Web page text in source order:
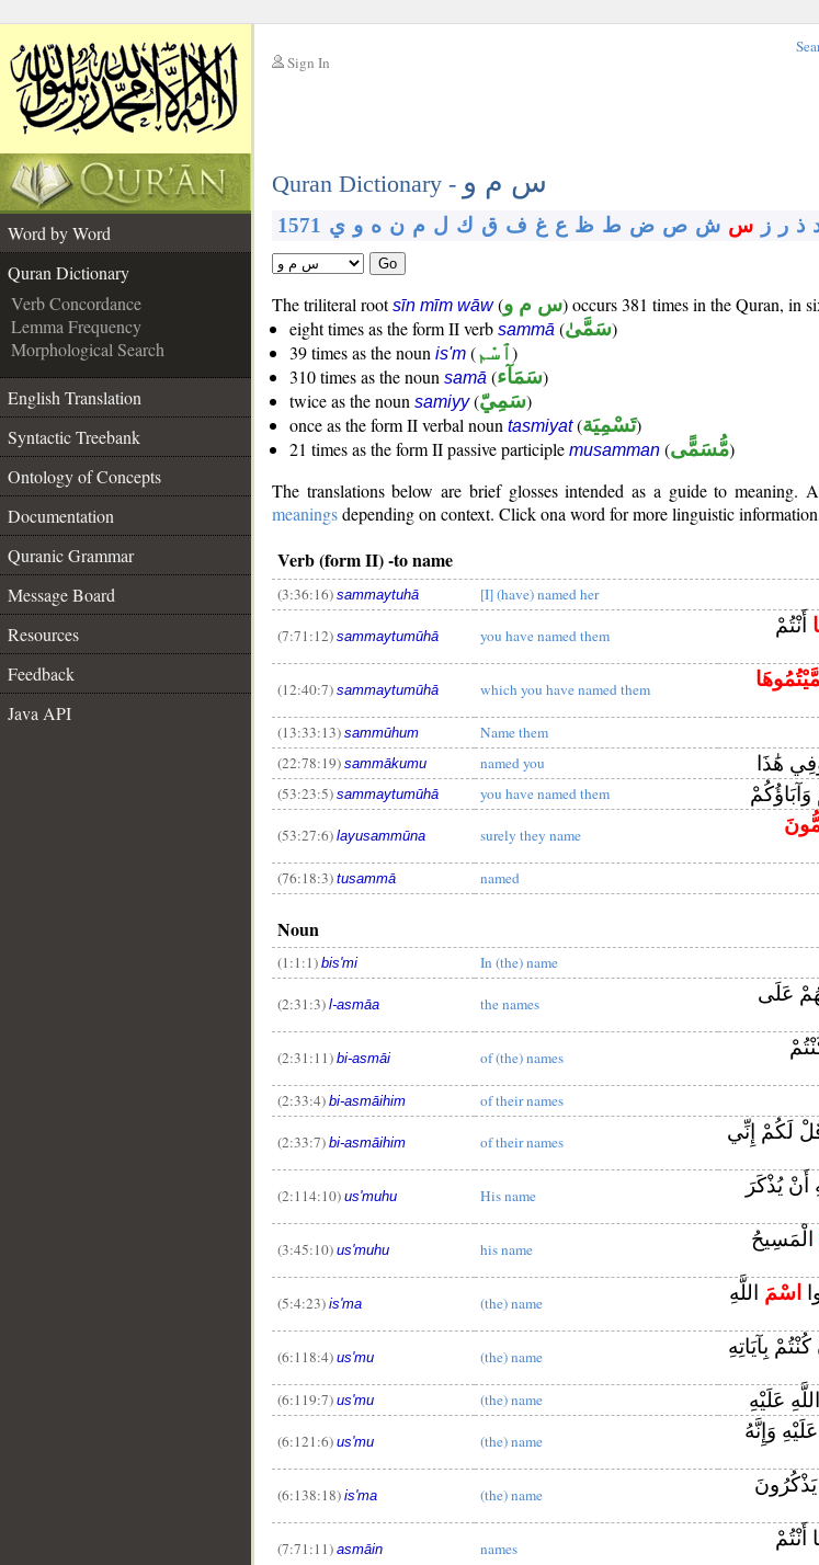
Sign In
Quran Dictionary - س م و
Word by Word
Quran Dictionary
Verb Concordance
Lemma Frequency
Morphological Search
English Translation
Syntactic Treebank
Ontology of Concepts
Documentation
Quranic Grammar
Message Board
Resources
Feedback
Java API
1571 ذ ر ز س ش ص ض ط ظ ع غ ف ق ك ل م ن ه و ي
Go
The triliteral rootsīn mīm wāw(س م و) occurs 381 times in the Quran, in
eight times as the form II verb sammā (سَمَّىٰ)
39 times as the noun is'm (ٱسْم)
310 times as the noun samā (سَمَآء)
twice as the noun samiyy(سَمِيّ)
once as the form II verbal noun tasmiyat(تَسْمِيَة)
21 times as the form II passive participle musamman (مُّسَمًّى)
The translations below are brief glosses intended as a guide to
meaningsdepending on context. Click ona word for more linguistic
Verb (form II) -to name
(3:36:16) sammaytuhā [I] (have) named her
(7:71:12) sammaytumūhā you have named them
أَنْتُمْ
(12:40:7) sammaytumūhā which you have named them
(13:33:13) sammūhum Name them
(22:78:19) sammākumu named you هَٰذَا
(53:23:5) sammaytumūhā you have named them وَآبَاؤُكُمْ
(53:27:6) layusammūna surely they name
(76:18:3) tusammā named
Noun
(1:1:1) bis'mi In (the) name
(2:31:3) l-asmāa the names
عَلَى
(2:31:11) bi-asmāi of (the) names
(2:33:4) bi-asmāihim of their names
(2:33:7) bi-asmāihim of their names
لَكُمْ إِنِّي
(2:114:10) us'muhu His name
يُذْكَرَ
(3:45:10) us'muhu his name
الْمَسِيحُ
(5:4:23) is'ma (the) name اسْمَ اللَّهِ
(6:118:4) us'mu (the) name
بِآيَاتِهِ
(6:119:7) us'mu (the) name اللَّهِ عَلَيْهِ
(6:121:6) us'mu (the) name
عَلَيْهِ وَإِنَّهُ
(6:138:18) is'ma (the) name
(7:71:11) asmāin names
أَنْتُمْ